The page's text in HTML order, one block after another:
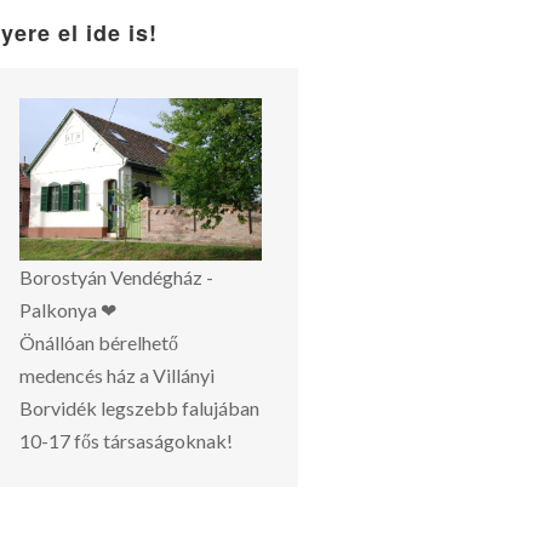
el ide is!
Borostyán Vendégház -
Palkonya ❤
Önállóan bérelhető
medencés ház a Villányi
Borvidék legszebb falujában
10-17 fős társaságoknak!